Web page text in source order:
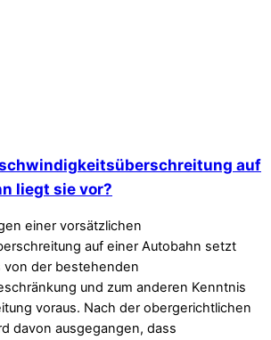
auf
liegt sie vor?
einer vorsätzlichen
auf einer Autobahn setzt
von der bestehenden
und zum anderen Kenntnis
voraus. Nach der obergerichtlichen
davon ausgegangen, dass